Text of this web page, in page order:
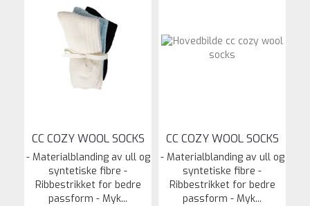
CC COZY WOOL SOCKS
- Materialblanding av ull og
syntetiske fibre -
Ribbestrikket for bedre
passform - Myk...
CC COZY WOOL SOCKS
- Materialblanding av ull og
syntetiske fibre -
Ribbestrikket for bedre
passform - Myk...